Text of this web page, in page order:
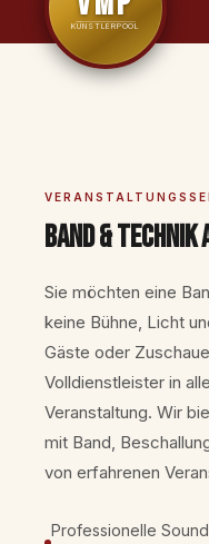
KÜNSTLERPOOL
Band & Technik
Sie möchten eine
keine Bühne, Licht
Gäste oder
Volldienstleister in
Veranstaltung. Wir
mit Band,
von erfahrenen
Professionelle